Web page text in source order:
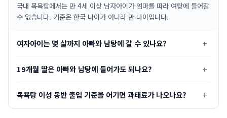
국내 목욕탕에서는 만 4세 이상 남자아이가 엄마를 따라 여탕에 들어갈
수 없습니다. 기준은 한국 나이가 아니라 만 나이입니다.
여자아이는 몇 살까지 아빠와 남탕에 갈 수 있나요?
19개월 딸은 아빠와 남탕에 들어가도 되나요?
목욕탕 이성 동반 출입 기준을 어기면 과태료가 나오나요?